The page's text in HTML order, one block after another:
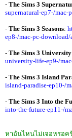
- The Sims 3
supernatural-ep7-/mac-
- The Sims 3 Seasons:
ep8-/mac-pc-download/
- The Sims 3
university-life-ep9-/
- The Sims 3 Island
island-paradise-ep10-/
- The Sims 3 Into the
into-the-future-ep11-/
หาอันไหนไม่เจอหรอค